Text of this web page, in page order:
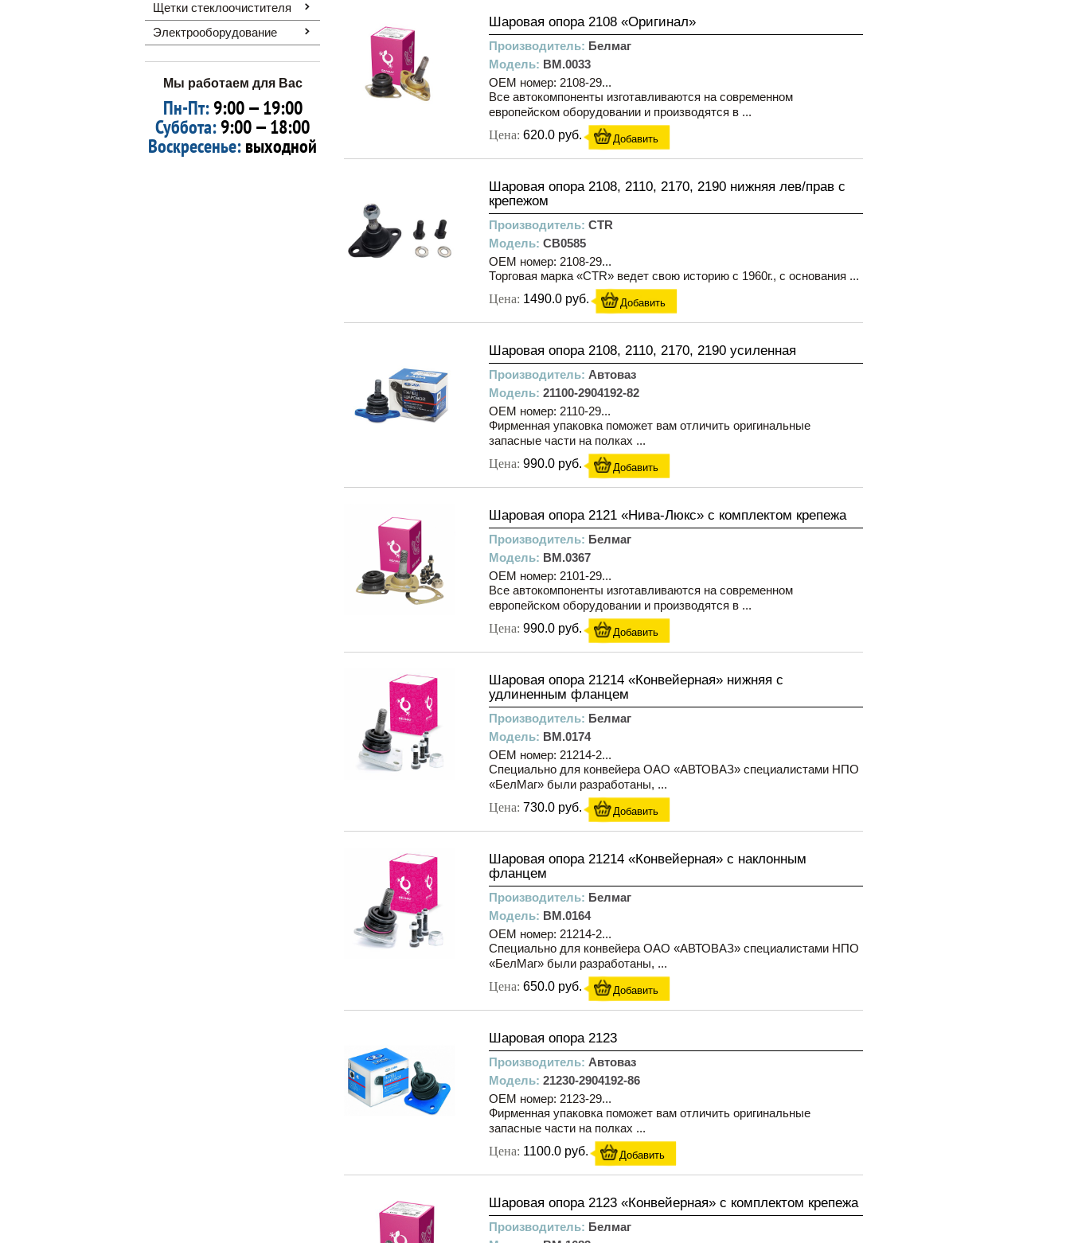
Щетки стеклоочистителя
Электрооборудование
Мы работаем для Вас
Пн-Пт:9:00 — 19:00
Суббота:9:00 — 18:00
Воскресенье:выходной
Шаровая опора 2108 «Оригинал»
Производитель: Белмаг
Модель: BM.0033
OEM номер: 2108-29...
Все автокомпоненты изготавливаются на современном
европейском оборудовании и производятся в ...
Цена: 620.0 руб. Добавить
Шаровая опора 2108, 2110, 2170, 2190 нижняя лев/прав с
крепежом
Производитель: CTR
Модель: CB0585
OEM номер: 2108-29...
Торговая марка «CTR» ведет свою историю с 1960г., с основания ...
Цена: 1490.0 руб. Добавить
Шаровая опора 2108, 2110, 2170, 2190 усиленная
Производитель: Автоваз
Модель: 21100-2904192-82
OEM номер: 2110-29...
Фирменная упаковка поможет вам отличить оригинальные
запасные части на полках ...
Цена: 990.0 руб. Добавить
Шаровая опора 2121 «Нива-Люкс» с комплектом крепежа
Производитель: Белмаг
Модель: BM.0367
OEM номер: 2101-29...
Все автокомпоненты изготавливаются на современном
европейском оборудовании и производятся в ...
Цена: 990.0 руб. Добавить
Шаровая опора 21214 «Конвейерная» нижняя с
удлиненным фланцем
Производитель: Белмаг
Модель: BM.0174
OEM номер: 21214-2...
Специально для конвейера ОАО «АВТОВАЗ» специалистами НПО
«БелМаг» были разработаны, ...
Цена: 730.0 руб. Добавить
Шаровая опора 21214 «Конвейерная» с наклонным
фланцем
Производитель: Белмаг
Модель: BM.0164
OEM номер: 21214-2...
Специально для конвейера ОАО «АВТОВАЗ» специалистами НПО
«БелМаг» были разработаны, ...
Цена: 650.0 руб. Добавить
Шаровая опора 2123
Производитель: Автоваз
Модель: 21230-2904192-86
OEM номер: 2123-29...
Фирменная упаковка поможет вам отличить оригинальные
запасные части на полках ...
Цена: 1100.0 руб. Добавить
Шаровая опора 2123 «Конвейерная» с комплектом крепежа
Производитель: Белмаг